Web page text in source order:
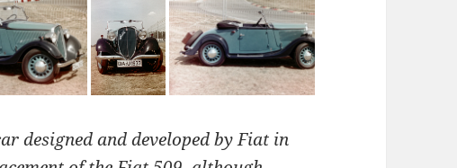
designed and developed by Fiat in